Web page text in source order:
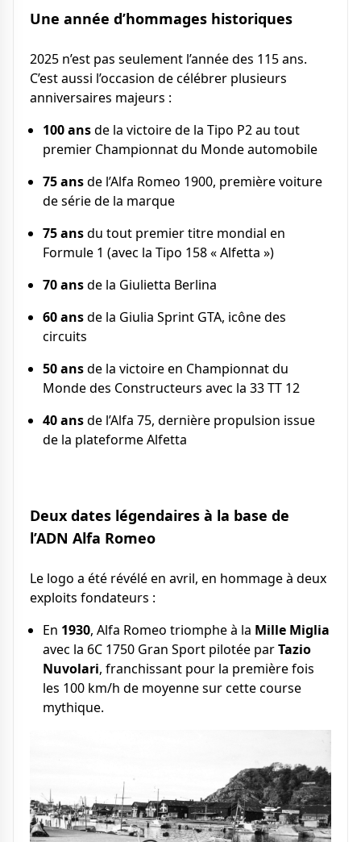
Une année d’hommages historiques
2025 n’est pas seulement l’année des 115 ans.
C’est aussi l’occasion de célébrer plusieurs
anniversaires majeurs :
100 ansde la victoire de la Tipo P2 au tout
premier Championnat du Monde automobile
75 ansde l’Alfa Romeo 1900, première voiture
de série de la marque
75 ansdu tout premier titre mondial en
Formule 1 (avec la Tipo 158 « Alfetta »)
70 ansde la Giulietta Berlina
60 ansde la Giulia Sprint GTA, icône des
circuits
50 ansde la victoire en Championnat du
Monde des Constructeurs avec la 33 TT 12
40 ansde l’Alfa 75, dernière propulsion issue
de la plateforme Alfetta
Deux dates légendaires à la base de
l’ADN Alfa Romeo
Le logo a été révélé en avril, en hommage à deux
exploits fondateurs :
En 1930, Alfa Romeo triomphe à la Mille Miglia
avec la 6C 1750 Gran Sport pilotée parTazio
Nuvolari, franchissant pour la première fois
les 100 km/h de moyenne sur cette course
mythique.